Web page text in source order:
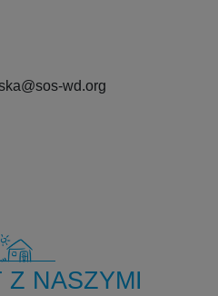
wd.org
Z NASZYMI